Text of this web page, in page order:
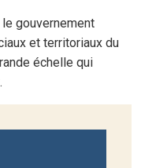
gouvernement
et territoriaux du
échelle qui